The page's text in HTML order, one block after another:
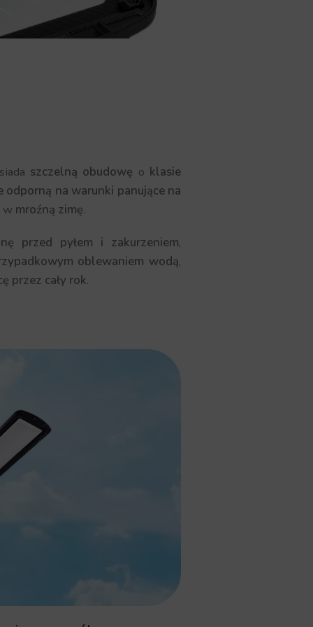
szczelną obudowę o klasie
odporną na warunki panujące na
w mroźną zimę.
przed pyłem i zakurzeniem,
oblewaniem wodą,
przez cały rok.